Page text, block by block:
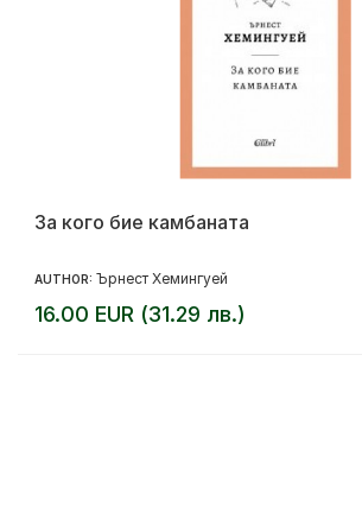
За кого бие камбаната
AUTHOR: Ърнест Хемингуей
16.00 EUR (31.29 лв.)